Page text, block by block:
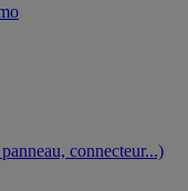
connecteur...)